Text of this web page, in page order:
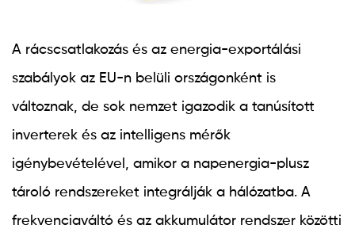
A rácscsatlakozás és az energia-exportálási
szabályok az EU-n belüli országonként is
változnak, de sok nemzet igazodik a tanúsított
inverterek és az intelligens mérők
igénybevételével, amikor a napenergia-plusz
tároló rendszereket integrálják a hálózatba. A
frekvenciaváltó és az akkumulátor rendszer közötti